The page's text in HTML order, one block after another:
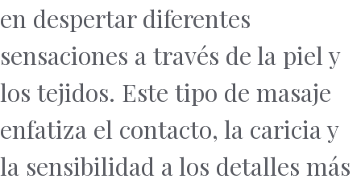
en despertar diferentes
sensaciones a través de la piel y
los tejidos. Este tipo de masaje
enfatiza el contacto, la caricia y
la sensibilidad a los detalles más